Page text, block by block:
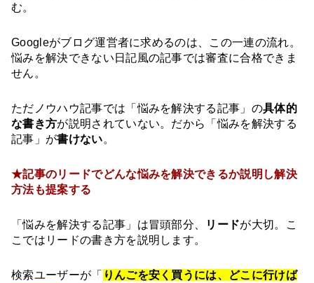
む。
Googleがブログ運営者に求めるのは、この一連の流れ。
悩みを解決できない日記風の記事では審査に合格できま
せん。
ただノウハウ記事では「悩みを解決する記事」の具体的
な書き方が説明されていない。だから「悩みを解決する
記事」が書けない。
★記事のリードでどんな悩みを解決できるか説明し解決
方法も提案する
「悩みを解決する記事」は冒頭部分、 リードが大切。こ
こではリードの書き方を説明します。
検索ユーザーが「 りんごを安く買うには、どこに行けば